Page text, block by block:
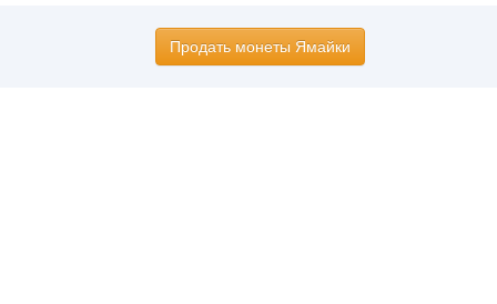
Продать монеты Ямайки